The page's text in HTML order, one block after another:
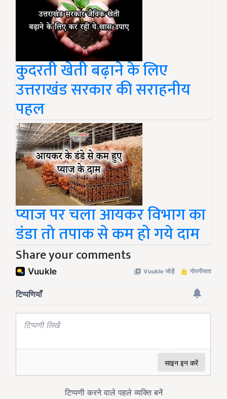
कुदरती खेती बढ़ाने के लिए
उत्तराखंड सरकार की सराहनीय
पहल
प्याज पर चला आयकर विभाग का
डंडा तो तपाक से कम हो गये दाम
Share your comments